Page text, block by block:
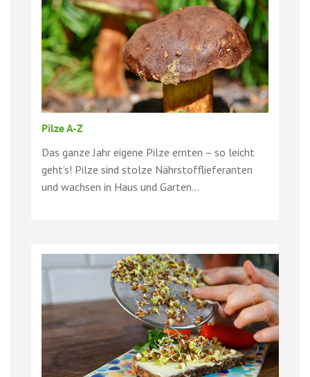
Pilze A-Z
Das ganze Jahr eigene Pilze ernten – so leicht
geht‘s! Pilze sind stolze Nährstofflieferanten
und wachsen in Haus und Garten...